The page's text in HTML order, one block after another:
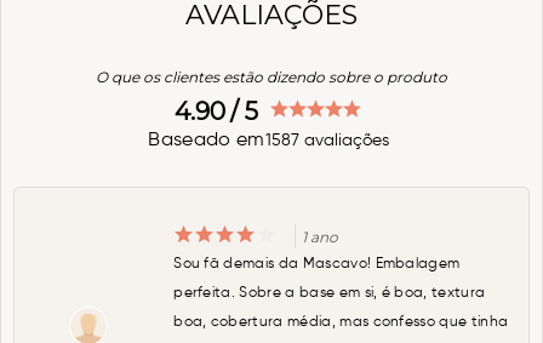
AVALIAÇÕES
O que os clientes estão dizendo sobre o produto
4.90/ 5
Baseado em1587 avaliações
1 ano
Sou fã demais da Mascavo! Embalagem
perfeita. Sobre a base em si, é boa, textura
boa, cobertura média, mas confesso que tinha